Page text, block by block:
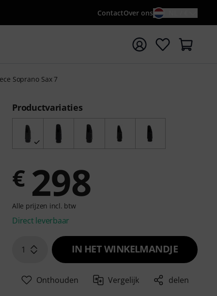
ContactOver ons
Soprano Sax 7
Productvariaties
€ 298
Alle prijzen incl. btw
Direct leverbaar
1 IN HET WINKELMANDJE
Onthouden Vergelijk delen